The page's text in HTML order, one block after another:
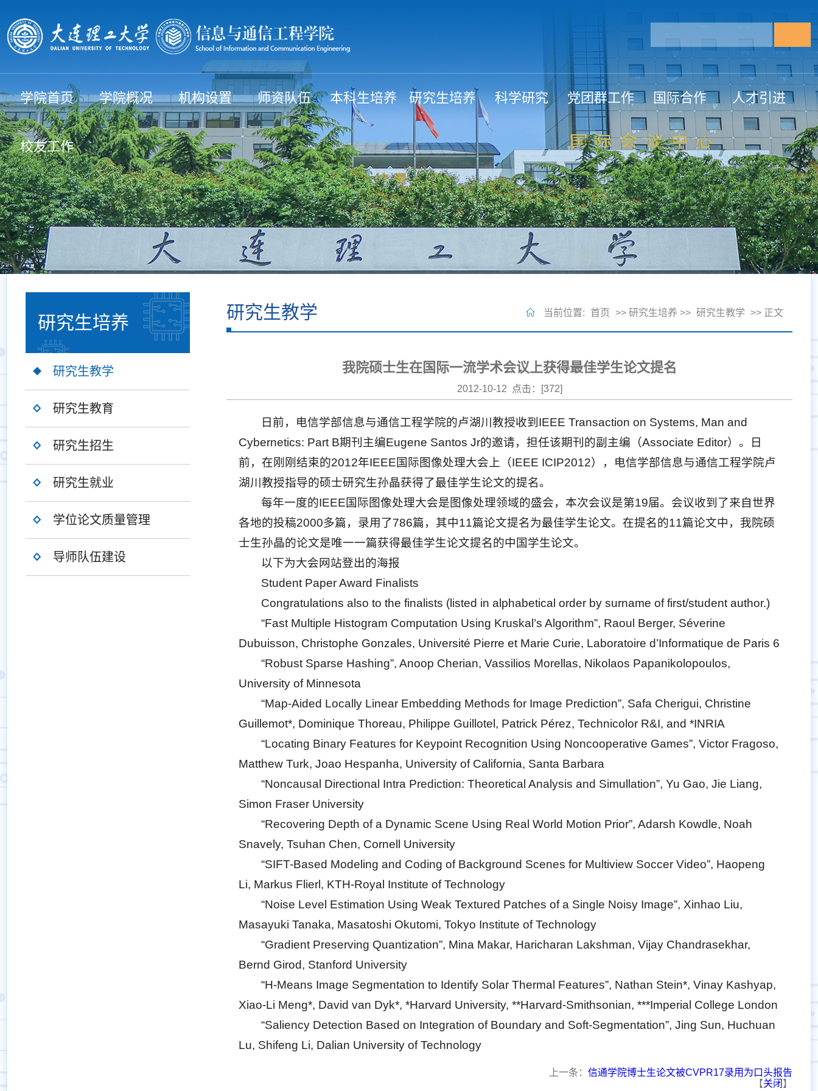
学院首页 学院概况 机构设置 师资队伍 本科生培养 研究生培养 科学研究 党团群工作 国际合作 人才引进
校友工作
研究生培养
研究生教学
研究生教育
研究生招生
研究生就业
学位论文质量管理
导师队伍建设
研究生教学 当前位置: 首页 >> 研究生培养 >> 研究生教学 >> 正文
我院硕士生在国际一流学术会议上获得最佳学生论文提名
2012-10-12 点击：[372]
日前，电信学部信息与通信工程学院的卢湖川教授收到IEEE Transaction on Systems, Man and
Cybernetics: Part B期刊主编Eugene Santos Jr的邀请，担任该期刊的副主编（Associate Editor）。日
前，在刚刚结束的2012年IEEE国际图像处理大会上（IEEE ICIP2012），电信学部信息与通信工程学院卢
湖川教授指导的硕士研究生孙晶获得了最佳学生论文的提名。
每年一度的IEEE国际图像处理大会是图像处理领域的盛会，本次会议是第19届。会议收到了来自世界
各地的投稿2000多篇，录用了786篇，其中11篇论文提名为最佳学生论文。在提名的11篇论文中，我院硕
士生孙晶的论文是唯一一篇获得最佳学生论文提名的中国学生论文。
以下为大会网站登出的海报
Student Paper Award Finalists
Congratulations also to the finalists (listed in alphabetical order by surname of first/student author.)
“Fast Multiple Histogram Computation Using Kruskal’s Algorithm”, Raoul Berger, Séverine
Dubuisson, Christophe Gonzales, Université Pierre et Marie Curie, Laboratoire d’Informatique de Paris 6
“Robust Sparse Hashing”, Anoop Cherian, Vassilios Morellas, Nikolaos Papanikolopoulos,
University of Minnesota
“Map-Aided Locally Linear Embedding Methods for Image Prediction”, Safa Cherigui, Christine
Guillemot*, Dominique Thoreau, Philippe Guillotel, Patrick Pérez, Technicolor R&I, and *INRIA
“Locating Binary Features for Keypoint Recognition Using Noncooperative Games”, Victor Fragoso,
Matthew Turk, Joao Hespanha, University of California, Santa Barbara
“Noncausal Directional Intra Prediction: Theoretical Analysis and Simullation”, Yu Gao, Jie Liang,
Simon Fraser University
“Recovering Depth of a Dynamic Scene Using Real World Motion Prior”, Adarsh Kowdle, Noah
Snavely, Tsuhan Chen, Cornell University
“SIFT-Based Modeling and Coding of Background Scenes for Multiview Soccer Video”, Haopeng
Li, Markus Flierl, KTH-Royal Institute of Technology
“Noise Level Estimation Using Weak Textured Patches of a Single Noisy Image”, Xinhao Liu,
Masayuki Tanaka, Masatoshi Okutomi, Tokyo Institute of Technology
“Gradient Preserving Quantization”, Mina Makar, Haricharan Lakshman, Vijay Chandrasekhar,
Bernd Girod, Stanford University
“H-Means Image Segmentation to Identify Solar Thermal Features”, Nathan Stein*, Vinay Kashyap,
Xiao-Li Meng*, David van Dyk*, *Harvard University, **Harvard-Smithsonian, ***Imperial College London
“Saliency Detection Based on Integration of Boundary and Soft-Segmentation”, Jing Sun, Huchuan
Lu, Shifeng Li, Dalian University of Technology
上一条： 信通学院博士生论文被CVPR17录用为口头报告
【关闭 】